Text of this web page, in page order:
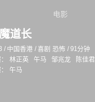
电影
道长
/ 中国香港 /喜剧 恐怖 /91分钟
林正英 午马 邹兆龙 陈佳君
午马